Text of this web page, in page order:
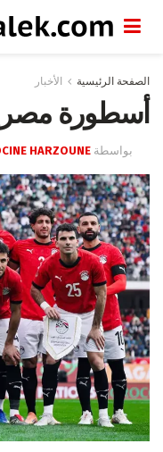
الصفحة الرئيسية الأخبار
أسطورة
بواسطة HARZOUNE